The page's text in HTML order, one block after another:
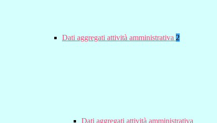
Dati aggregati attività amministrativa 2
Dati aggregati attività amministrativa